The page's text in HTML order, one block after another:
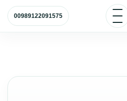
باز و بسته کردن منو
00989122091575